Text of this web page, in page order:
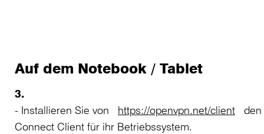
Auf dem Notebook / Tablet
3.
- Installieren Sie von https://openvpn.net/client den
Connect Client für ihr Betriebssystem.